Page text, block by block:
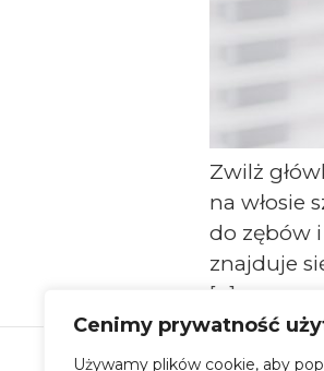
Cenimy prywatność
Używamy plików cookie, aby
Zwilż
na włosie
do zębów i
znajduje
[…]